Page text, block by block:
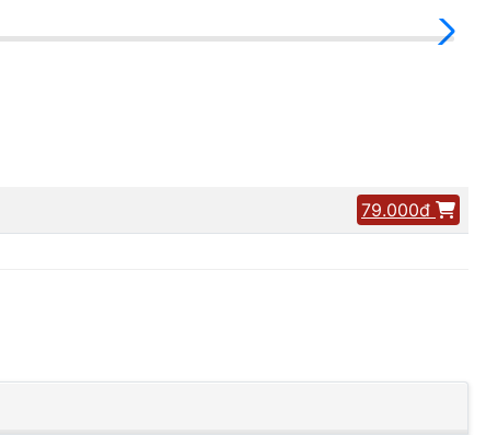
79.000đ